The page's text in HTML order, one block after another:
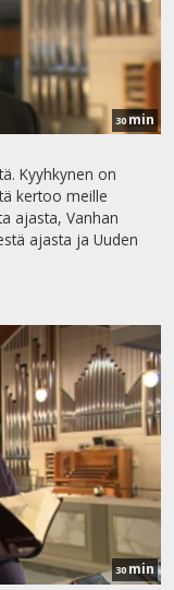
30min
Kyyhkynen on
kertoo meille
ajasta, Vanhan
ajasta ja Uuden
30min